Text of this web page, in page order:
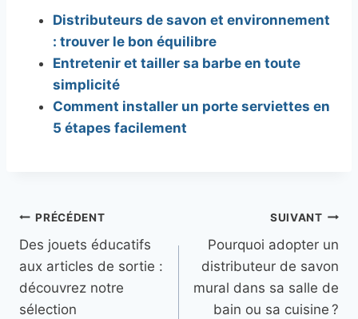
Distributeurs de savon et environnement
: trouver le bon équilibre
Entretenir et tailler sa barbe en toute
simplicité
Comment installer un porte serviettes en
5 étapes facilement
Navigation
de
l’article
PRÉCÉDENT
Des jouets éducatifs
aux articles de sortie :
découvrez notre
sélection
SUIVANT
Pourquoi adopter un
distributeur de savon
mural dans sa salle de
bain ou sa cuisine ?